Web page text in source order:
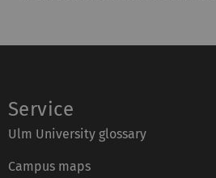
Service
Ulm University glossary
Campus maps